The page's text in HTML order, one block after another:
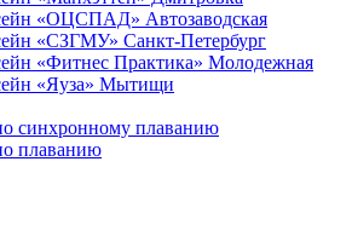
«ОЦСПАД» Автозаводская
«СЗГМУ» Санкт-Петербург
«Фитнес Практика» Молодежная
«Яуза» Мытищи
синхронному плаванию
плаванию